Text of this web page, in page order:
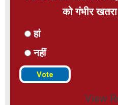
को गंभीर
हां
नहीं
View